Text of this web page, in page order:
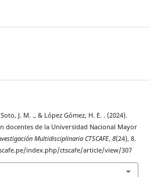
J. M. ., & López Gómez, H. E. . (2024).
docentes de la Universidad Nacional Mayor
Multidisciplinaria CTSCAFE, 8(24), 8.
index.php/ctscafe/article/view/307